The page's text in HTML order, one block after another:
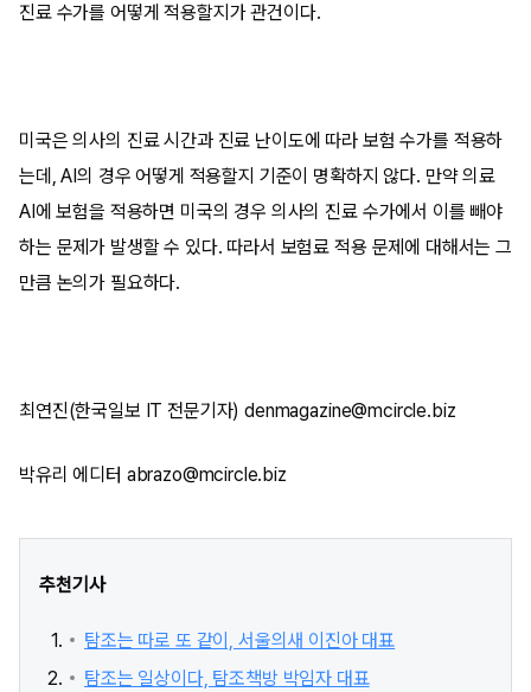
진료 수가를 어떻게 적용할지가 관건이다.
미국은 의사의 진료 시간과 진료 난이도에 따라 보험 수가를 적용하
는데, AI의 경우 어떻게 적용할지 기준이 명확하지 않다. 만약 의료
AI에 보험을 적용하면 미국의 경우 의사의 진료 수가에서 이를 빼야
하는 문제가 발생할 수 있다. 따라서 보험료 적용 문제에 대해서는 그
만큼 논의가 필요하다.
최연진(한국일보 IT 전문기자) denmagazine@mcircle.biz
박유리 에디터 abrazo@mcircle.biz
추천기사
탐조는 따로 또 같이, 서울의새 이진아 대표
탐조는 일상이다, 탐조책방 박임자 대표